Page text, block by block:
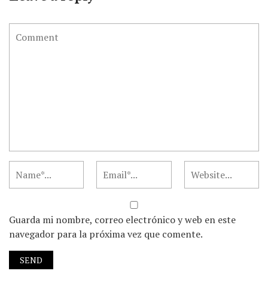
Guarda mi nombre, correo electrónico y web en este
navegador para la próxima vez que comente.